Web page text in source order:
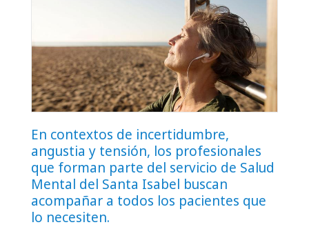
En contextos de incertidumbre,
angustia y tensión, los profesionales
que forman parte del servicio de Salud
Mental del Santa Isabel buscan
acompañar a todos los pacientes que
lo necesiten.